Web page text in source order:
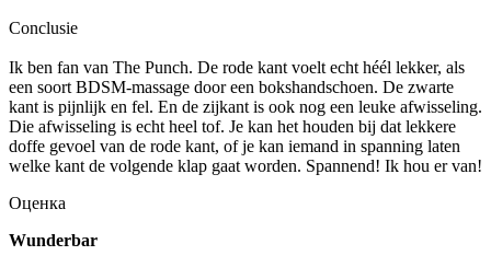
Conclusie
Ik ben fan van The Punch. De rode kant voelt echt héél lekker, als
een soort BDSM-massage door een bokshandschoen. De zwarte
kant is pijnlijk en fel. En de zijkant is ook nog een leuke afwisseling.
Die afwisseling is echt heel tof. Je kan het houden bij dat lekkere
doffe gevoel van de rode kant, of je kan iemand in spanning laten
welke kant de volgende klap gaat worden. Spannend! Ik hou er van!
Оценка
Wunderbar